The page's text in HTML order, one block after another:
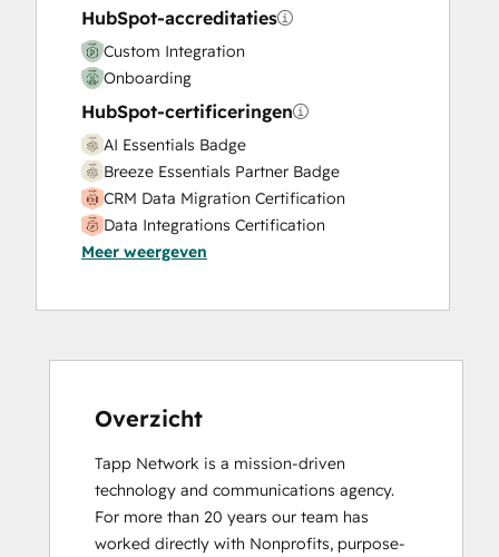
HubSpot-accreditaties
Custom Integration
Onboarding
HubSpot-certificeringen
AI Essentials Badge
Breeze Essentials Partner Badge
CRM Data Migration Certification
Data Integrations Certification
Digital Marketing
APIs
Messaging Tools
HubSpot Marketing Hub Software
HubSpot Reporting
HubSpot Sales Hub Software
Certification
HubSpot Solutions Partner
Meer weergeven
Overzicht
Tapp Network is a mission-driven
technology and communications agency.
For more than 20 years our team has
worked directly with Nonprofits, purpose-